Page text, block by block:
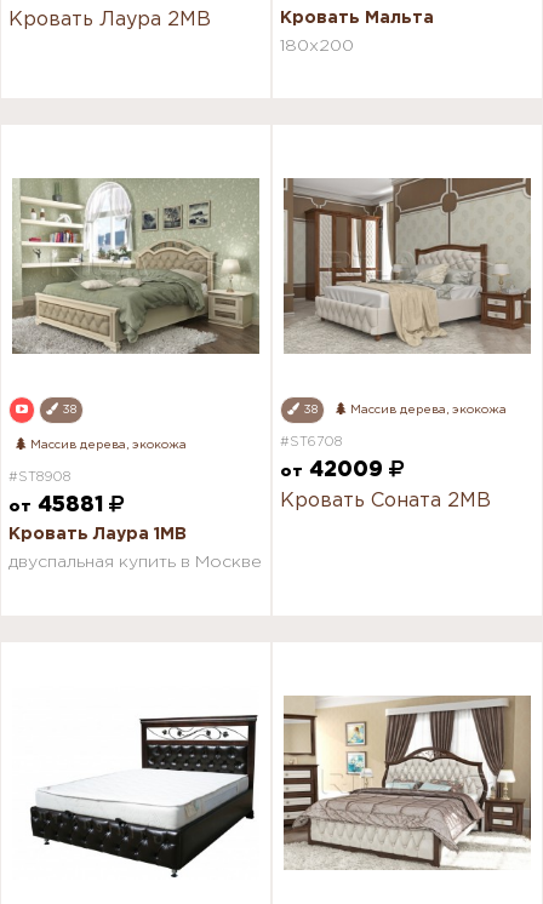
Кровать Лаура 2МВ
Кровать Мальта
180х200
38
Массив дерева, экокожа
#ST8908
от 45881
Кровать Лаура 1МВ
двуспальная купить в Москве
38 Массив дерева, экокожа
#ST6708
от 42009
Кровать Соната 2МВ